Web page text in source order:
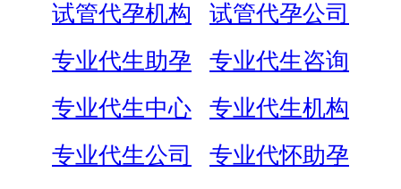
试管代孕机构
试管代孕公司
专业代生助孕
专业代生咨询
专业代生中心
专业代生机构
专业代生公司
专业代怀助孕